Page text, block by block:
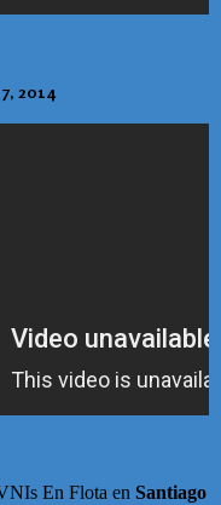
2014
En Flota en Santiago